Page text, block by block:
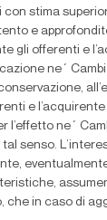
stima
e
gli offerenti e
ne´
e
l’effetto ne´
senso.
in caso di